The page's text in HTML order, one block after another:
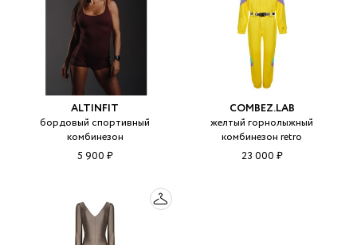
ALTINFIT
бордовый спортивный
комбинезон
5 900 ₽
COMBEZ.LAB
желтый горнолыжный
комбинезон retro
23 000 ₽